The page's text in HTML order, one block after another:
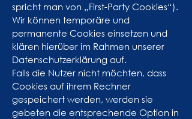
spricht man von „First-Party Cookies“).
Wir können temporäre und
permanente Cookies einsetzen und
klären hierüber im Rahmen unserer
Datenschutzerklärung auf.
Falls die Nutzer nicht möchten, dass
Cookies auf ihrem Rechner
gespeichert werden, werden sie
gebeten die entsprechende Option in